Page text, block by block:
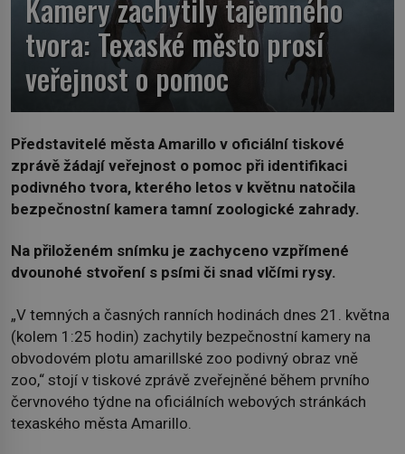
Kamery zachytily tajemného
tvora: Texaské město prosí
veřejnost o pomoc
Představitelé města Amarillo v oficiální tiskové
zprávě žádají veřejnost o pomoc při identifikaci
podivného tvora, kterého letos v květnu natočila
bezpečnostní kamera tamní zoologické zahrady.
Na přiloženém snímku je zachyceno vzpřímené
dvounohé stvoření s psími či snad vlčími rysy.
„V temných a časných ranních hodinách dnes 21. května
(kolem 1:25 hodin) zachytily bezpečnostní kamery na
obvodovém plotu amarillské zoo podivný obraz vně
zoo,“ stojí v tiskové zprávě zveřejněné během prvního
červnového týdne na oficiálních webových stránkách
texaského města Amarillo.